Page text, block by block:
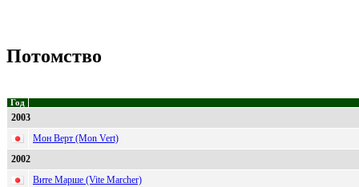
Потомство
Год
2003
Мон Верт (Mon Vert)
2002
Вите Марше (Vite Marcher)